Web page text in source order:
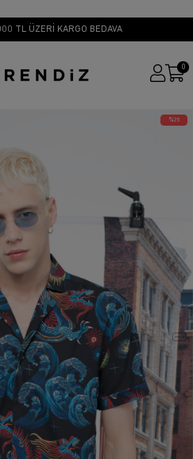
TL ÜZERİ KARGO BEDAVA
0
25